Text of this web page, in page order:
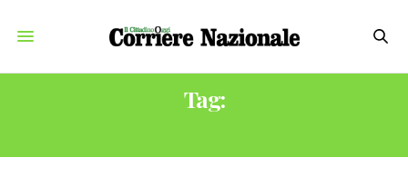
Tag: